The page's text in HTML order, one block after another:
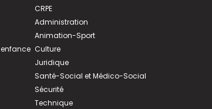
CRPE
Administration
Animation-Sport
Culture
Juridique
Santé-Social et Médico-Social
Sécurité
Technique